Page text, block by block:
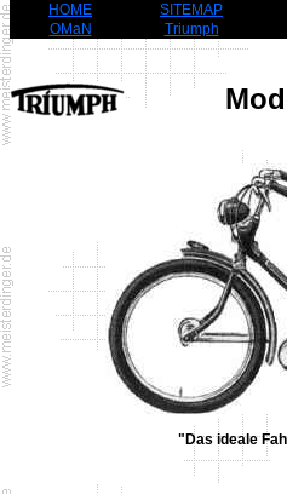
HOME SITEMAP
OMaN
Triumph
"Das ideale